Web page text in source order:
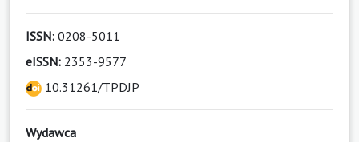
ISSN: 0208-5011
eISSN: 2353-9577
10.31261/TPDJP
Wydawca